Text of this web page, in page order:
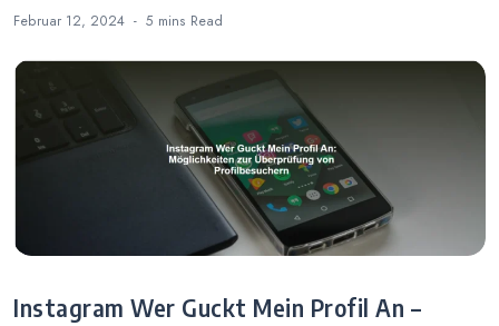
Februar 12, 2024 5 mins Read
Instagram Wer Guckt Mein Profil An –